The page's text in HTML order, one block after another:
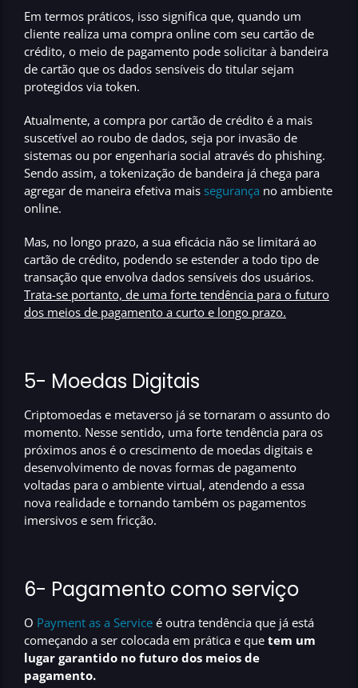
Em termos práticos, isso significa que, quando um
cliente realiza uma compra online com seu cartão de
crédito, o meio de pagamento pode solicitar à bandeira
de cartão que os dados sensíveis do titular sejam
protegidos via token.
Atualmente, a compra por cartão de crédito é a mais
suscetível ao roubo de dados, seja por invasão de
sistemas ou por engenharia social através do phishing.
Sendo assim, a tokenização de bandeira já chega para
agregar de maneira efetiva mais segurança no ambiente
online.
Mas, no longo prazo, a sua eficácia não se limitará ao
cartão de crédito, podendo se estender a todo tipo de
transação que envolva dados sensíveis dos usuários.
Trata-se portanto, de uma forte tendência para o futuro
dos meios de pagamento a curto e longo prazo.
5- Moedas Digitais
Criptomoedas e metaverso já se tornaram o assunto do
momento. Nesse sentido, uma forte tendência para os
próximos anos é o crescimento de moedas digitais e
desenvolvimento de novas formas de pagamento
voltadas para o ambiente virtual, atendendo a essa
nova realidade e tornando também os pagamentos
imersivos e sem fricção.
6- Pagamento como serviço
O Payment as a Service é outra tendência que já está
começando a ser colocada em prática e que tem um
lugar garantido no futuro dos meios de
pagamento.